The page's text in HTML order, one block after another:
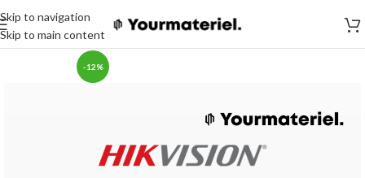
Skip to navigation
Skip to main content
-12%